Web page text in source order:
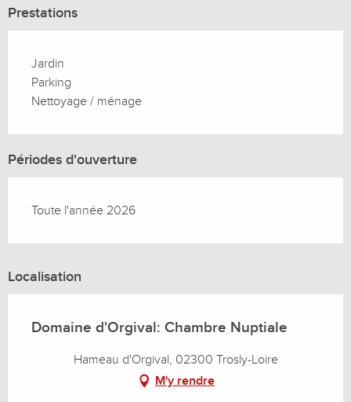
Prestations
Jardin
Parking
Nettoyage / ménage
Périodes d'ouverture
Toute l'année 2026
Localisation
Domaine d'Orgival: Chambre Nuptiale
Hameau d'Orgival, 02300 Trosly-Loire
M'y rendre